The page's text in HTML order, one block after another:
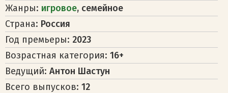
Жанры: игровое, семейное
Страна: Россия
Год премьеры: 2023
Возрастная категория: 16+
Ведущий: Антон Шастун
Всего выпусков: 12